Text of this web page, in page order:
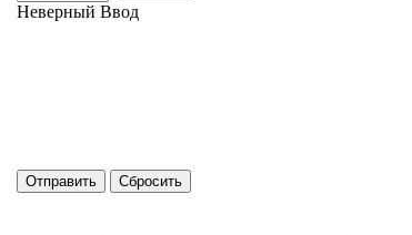
Неверный Ввод